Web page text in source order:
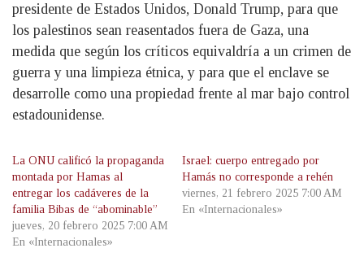
presidente de Estados Unidos, Donald Trump, para que
los palestinos sean reasentados fuera de Gaza, una
medida que según los críticos equivaldría a un crimen de
guerra y una limpieza étnica, y para que el enclave se
desarrolle como una propiedad frente al mar bajo control
estadounidense.
La ONU calificó la propaganda
montada por Hamas al
entregar los cadáveres de la
familia Bibas de “abominable”
jueves, 20 febrero 2025 7:00 AM
En «Internacionales»
Israel: cuerpo entregado por
Hamás no corresponde a rehén
viernes, 21 febrero 2025 7:00 AM
En «Internacionales»